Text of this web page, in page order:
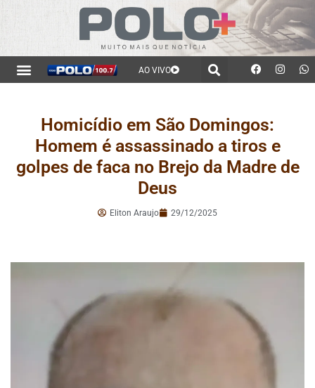
AO VIVO
Homicídio em São Domingos:
Homem é assassinado a tiros e
golpes de faca no Brejo da Madre de
Deus
Eliton Araujo 29/12/2025